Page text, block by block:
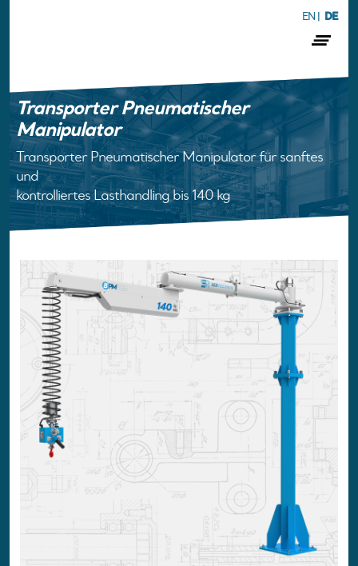
EN | DE
Transporter Pneumatischer
Manipulator
Transporter Pneumatischer Manipulator für sanftes
und
kontrolliertes Lasthandling bis 140 kg